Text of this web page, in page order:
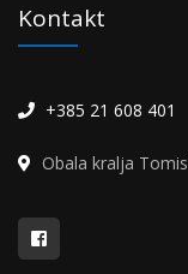
Kontakt
+385 21 608 401
Obala kralja